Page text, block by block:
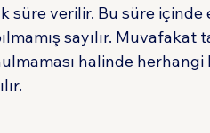
süre verilir. Bu süre
sayılır.
halinde